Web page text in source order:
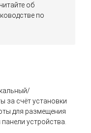
об
по
за счёт установки
для размещения
устройства.